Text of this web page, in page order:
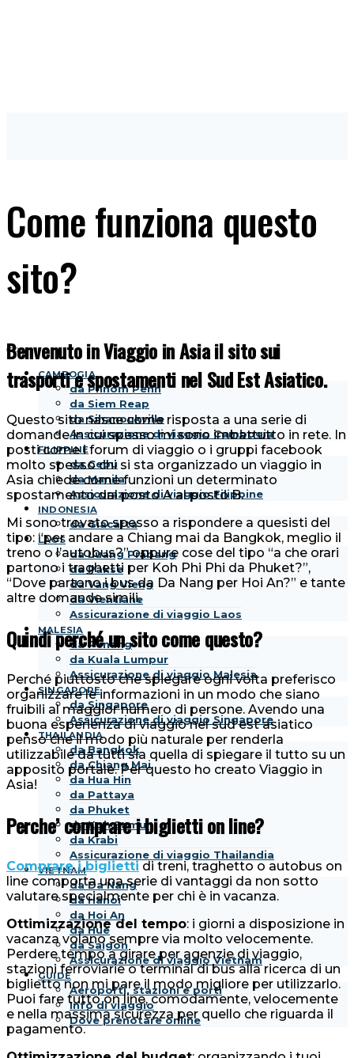
CAMBOGIA
da Phnom Penh
da Siem Reap
da Sihanoukville
Assicurazione di viaggio Cambogia
FILIPPINE
da Cebu
da Manila
Assicurazione di viaggio Filippine
INDONESIA
da Giacarta
LAOS
da Luang Prabang
da Pakse
da Vang Vieng
da Vientiane
Assicurazione di viaggio Laos
MALESIA
da Penang
da Kuala Lumpur
Assicurazione di viaggio Malesia
SINGAPORE
da Singapore
Assicurazione di viaggio Singapore
THAILANDIA
da Bangkok
da Chiang Mai
da Hua Hin
da Pattaya
da Phuket
da Koh Samui
da Krabi
Assicurazione di viaggio Thailandia
VIETNAM
da Da Nang
da Hanoi
da Hoi An
da Hue
da Saigon
Assicurazione di viaggio Vietnam
GUIDE
Aeroporti, stazioni e porti
Info di viaggio
Dove prenotare online
Come funziona questo
sito?
Benvenuto in Viaggio in Asia il sito sui
trasporti e spostamenti nel Sud Est Asiatico.
Questo sito nasce come risposta a una serie di
domande in cui spesso mi sono imbattutto in rete. In
posti come i forum di viaggio o i gruppi facebook
molto spesso chi si sta organizzado un viaggio in
Asia chiede come funzioni un determinato
spostamento dal posto A al posto B.
Mi sono trovato spesso a rispondere a quesisti del
tipo: “per andare a Chiang mai da Bangkok, meglio il
treno o l’autobus?” oppure cose del tipo “a che orari
partono i traghetti per Koh Phi Phi da Phuket?”,
“Dove partono i bus da Da Nang per Hoi An?” e tante
altre domande simili.
Quindi perché un sito come questo?
Perché piuttosto che spiegare ogni volta preferisco
organizzare le informazioni in un modo che siano
fruibili al maggior numero di persone. Avendo una
buona esperienza di viaggio nel sud est asiatico
penso che il modo più naturale per renderla
utilizzabile da tutti sia quella di spiegare il tutto su un
apposito portale. Per questo ho creato Viaggio in
Asia!
Perche’ comprare i biglietti on line?
Comprare i biglietti di treni, traghetto o autobus on
line comporta una serie di vantaggi da non sotto
valutare specialmente per chi è in vacanza.
Ottimizzazione del tempo: i giorni a disposizione in
vacanza volano sempre via molto velocemente.
Perdere tempo a girare per agenzie di viaggio,
stazioni ferroviarie o terminal di bus alla ricerca di un
biglietto non mi pare il modo migliore per utilizzarlo.
Puoi fare tutto on line, comodamente, velocemente
e nella massima sicurezza per quello che riguarda il
pagamento.